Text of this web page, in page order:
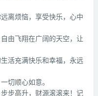
离烦恼，享受快乐，心中
由飞翔在广阔的天空，让
活充满快乐和幸福，永远
切顺心如意。
步高升，财源滚滚来！记